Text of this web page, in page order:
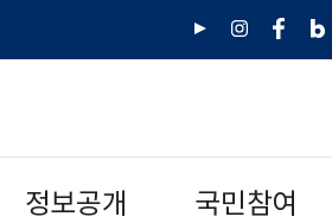
유
인
페
네
그
정보공개 국민참여